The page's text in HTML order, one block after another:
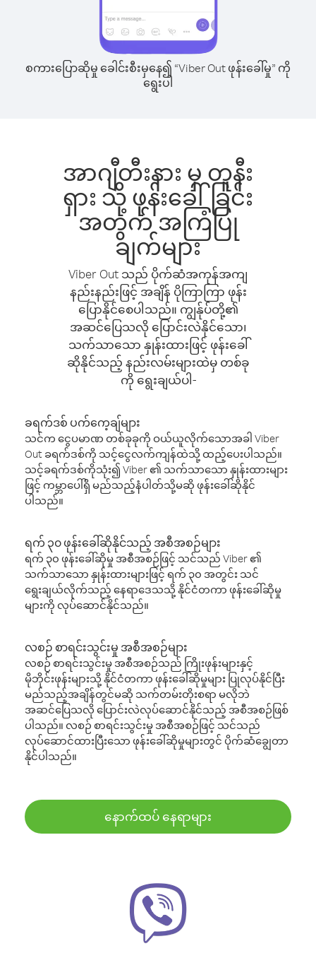
စကားပြောဆိုမှု ခေါင်းစီးမှနေ၍ “Viber Out ဖုန်းခေါ်မှု” ကို
ရွေးပါ
အာဂျီတီးနား မှ တူနီး
ရှား သို့ ဖုန်းခေါ်ခြင်း
အတွက် အကြံပြု
ချက်များ
Viber Out သည် ပိုက်ဆံအကုန်အကျ
နည်းနည်းဖြင့် အချိန် ပိုကြာကြာ ဖုန်း
ပြောနိုင်စေပါသည်။ ကျွန်ုပ်တို့၏
အဆင်ပြေသလို ပြောင်းလဲနိုင်သော၊
သက်သာသော နှုန်းထားဖြင့် ဖုန်းခေါ်
ဆိုနိုင်သည့် နည်းလမ်းများထဲမှ တစ်ခု
ကို ရွေးချယ်ပါ-
ခရက်ဒစ် ပက်ကေ့ချ်များ
သင်က ငွေပမာဏ တစ်ခုခုကို ဝယ်ယူလိုက်သောအခါ Viber
Out ခရက်ဒစ်ကို သင့်ငွေလက်ကျန်ထဲသို့ ထည့်ပေးပါသည်။
သင့်ခရက်ဒစ်ကိုသုံး၍ Viber ၏ သက်သာသော နှုန်းထားများ
ဖြင့် ကမ္ဘာပေါ်ရှိ မည်သည့်နံပါတ်သို့မဆို ဖုန်းခေါ်ဆိုနိုင်
ပါသည်။
ရက် ၃၀ ဖုန်းခေါ်ဆိုနိုင်သည့် အစီအစဉ်များ
ရက် ၃၀ ဖုန်းခေါ်ဆိုမှု အစီအစဉ်ဖြင့် သင်သည် Viber ၏
သက်သာသော နှုန်းထားများဖြင့် ရက် ၃၀ အတွင်း သင်
ရွေးချယ်လိုက်သည့် နေရာဒေသသို့ နိုင်ငံတကာ ဖုန်းခေါ်ဆိုမှု
များကို လုပ်ဆောင်နိုင်သည်။
လစဉ် စာရင်းသွင်းမှု အစီအစဉ်များ
လစဉ် စာရင်းသွင်းမှု အစီအစဉ်သည် ကြိုးဖုန်းများနှင့်
မိုဘိုင်းဖုန်းများသို့ နိုင်ငံတကာ ဖုန်းခေါ်ဆိုမှုများ ပြုလုပ်နိုင်ပြီး
မည်သည့်အချိန်တွင်မဆို သက်တမ်းတိုးစရာ မလိုဘဲ
အဆင်ပြေသလို ပြောင်းလဲလုပ်ဆောင်နိုင်သည့် အစီအစဉ်ဖြစ်
ပါသည်။ လစဉ် စာရင်းသွင်းမှု အစီအစဉ်ဖြင့် သင်သည်
လုပ်ဆောင်ထားပြီးသော ဖုန်းခေါ်ဆိုမှုများတွင် ပိုက်ဆံချွေတာ
နိုင်ပါသည်။
နောက်ထပ် နေရာများ